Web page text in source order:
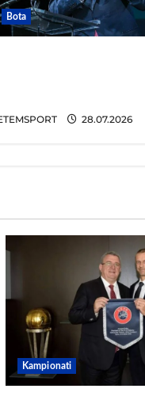
Bota
28.07.2026
Kampionati